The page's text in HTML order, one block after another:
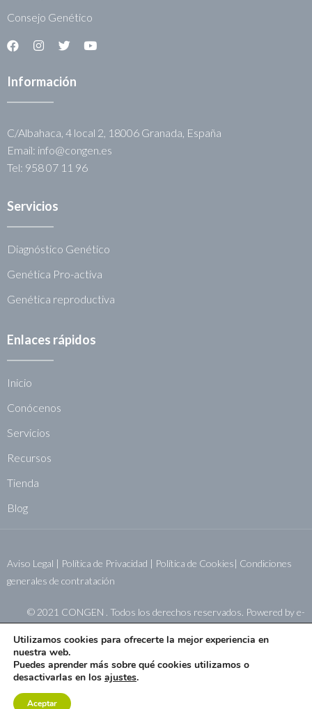
Consejo Genético
Información
C/Albahaca, 4 local 2, 18006 Granada, España
Email: info@congen.es
Tel: 958 07 11 96
Servicios
Diagnóstico Genético
Genética Pro-activa
Genética reproductiva
Enlaces rápidos
Inicio
Conócenos
Servicios
Recursos
Tienda
Blog
Aviso Legal | Política de Privacidad | Política de Cookies| Condiciones
generales de contratación
© 2021 CONGEN . Todos los derechos reservados. Powered bye-
Utilizamos cookies para ofrecerte la mejor experiencia en
nuestra web.
Puedes aprender más sobre qué cookies utilizamos o
desactivarlas en los ajustes.
Aceptar